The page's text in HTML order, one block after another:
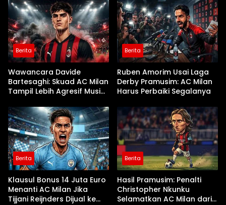
Berita
Wawancara Davide
Bartesaghi: Skuad AC Milan
Tampil Lebih Agresif Musim
Berita
Ruben Amorim Usai Laga
Derby Pramusim: AC Milan
Harus Perbaiki Segalanya
Berita
Klausul Bonus 14 Juta Euro
Menanti AC Milan Jika
Tijjani Reijnders Dijual ke
Berita
Hasil Pramusim: Penalti
Christopher Nkunku
Selamatkan AC Milan dari